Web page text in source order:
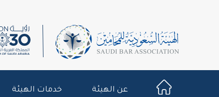
عن الهيئة خدمات الهيئة